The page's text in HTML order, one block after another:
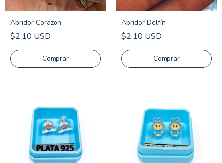
Abridor Corazón
$2.10 USD
Comprar
Abridor Delfín
$2.10 USD